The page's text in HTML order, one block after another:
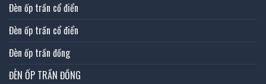
Đèn ốp trần cổ điển
Đèn ốp trần cổ điển
Đèn ốp trần đồng
ĐÈN ỐP TRẦN ĐỒNG